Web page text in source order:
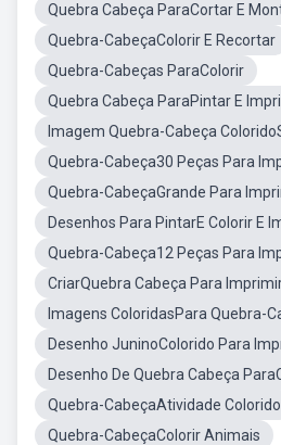
Quebra Cabeça ParaCortar E
Quebra-CabeçaColorir E Recortar
Quebra-Cabeças ParaColorir
Quebra Cabeça ParaPintar E
Imagem Quebra-Cabeça
Quebra-Cabeça30 Peças Para
Quebra-CabeçaGrande Para
Desenhos Para PintarE Colorir E
Quebra-Cabeça12 Peças Para
CriarQuebra Cabeça Para
Imagens ColoridasPara Quebra-
Desenho JuninoColorido Para
Desenho De Quebra Cabeça
Quebra-CabeçaAtividade Colorido
Quebra-CabeçaColorir Animais